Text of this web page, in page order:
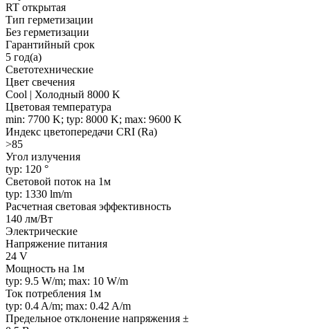
RT открытая
Тип герметизации
Без герметизации
Гарантийный срок
5 год(а)
Светотехнические
Цвет свечения
Cool | Холодный 8000 K
Цветовая температура
min: 7700 K; typ: 8000 K; max: 9600 K
Индекс цветопередачи CRI (Ra)
>85
Угол излучения
typ: 120 °
Световой поток на 1м
typ: 1330 lm/m
Расчетная световая эффективность
140 лм/Вт
Электрические
Напряжение питания
24 V
Мощность на 1м
typ: 9.5 W/m; max: 10 W/m
Ток потребления 1м
typ: 0.4 A/m; max: 0.42 A/m
Предельное отклонение напряжения ±